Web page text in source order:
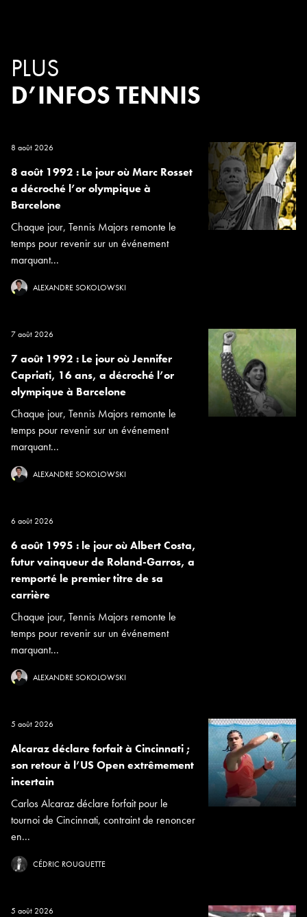
PLUS
D’INFOS TENNIS
8 août 2026
8 août 1992 : Le jour où Marc Rosset
a décroché l’or olympique à
Barcelone
Chaque jour, Tennis Majors remonte le
temps pour revenir sur un événement
marquant...
ALEXANDRE SOKOLOWSKI
7 août 2026
7 août 1992 : Le jour où Jennifer
Capriati, 16 ans, a décroché l’or
olympique à Barcelone
Chaque jour, Tennis Majors remonte le
temps pour revenir sur un événement
marquant...
ALEXANDRE SOKOLOWSKI
6 août 2026
6 août 1995 : le jour où Albert Costa,
futur vainqueur de Roland-Garros, a
remporté le premier titre de sa
carrière
Chaque jour, Tennis Majors remonte le
temps pour revenir sur un événement
marquant...
ALEXANDRE SOKOLOWSKI
5 août 2026
Alcaraz déclare forfait à Cincinnati ;
son retour à l’US Open extrêmement
incertain
Carlos Alcaraz déclare forfait pour le
tournoi de Cincinnati, contraint de renoncer
en...
CÉDRIC ROUQUETTE
5 août 2026